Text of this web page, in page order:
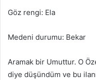
Göz rengi: Ela
Medeni durumu: Bekar
Aramak bir Umuttur. O
diye düşündüm ve bu